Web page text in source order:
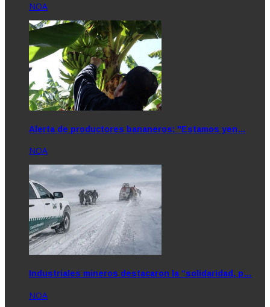
NOA
Alerta de productores bananeros: "Estamos yen…
NOA
Industriales mineros destacaron la “solidaridad, p…
NOA